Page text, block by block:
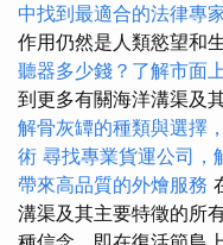
中找到最適合的法律專
作用仍然是人類慾望和
聽器多少錢？了解市面
到更多有關海洋溝渠及
解骨灰罈的種類與選擇
術 尋找專業貨運公司，
帶來高品質的外燴服務
溝渠及其主要特徵的所